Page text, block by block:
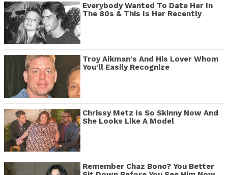
Everybody Wanted To Date Her In
The 80s & This Is Her Recently
Troy Aikman's And His Lover Whom
You'll Easily Recognize
Chrissy Metz Is So Skinny Now And
She Looks Like A Model
Remember Chaz Bono? You Better